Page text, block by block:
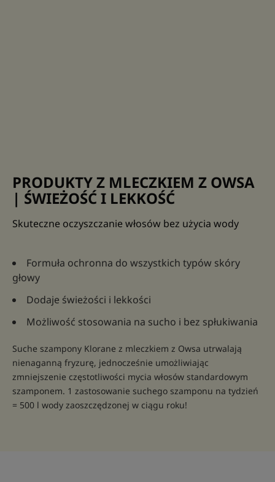
PRODUKTY Z MLECZKIEM Z OWSA
| ŚWIEŻOŚĆ I LEKKOŚĆ
Skuteczne oczyszczanie włosów bez użycia wody
Formuła ochronna do wszystkich typów skóry
głowy
Dodaje świeżości i lekkości
Możliwość stosowania na sucho i bez spłukiwania
Suche szampony Klorane z mleczkiem z Owsa utrwalają
nienaganną fryzurę, jednocześnie umożliwiając
zmniejszenie częstotliwości mycia włosów standardowym
szamponem. 1 zastosowanie suchego szamponu na tydzień
= 500 l wody zaoszczędzonej w ciągu roku!